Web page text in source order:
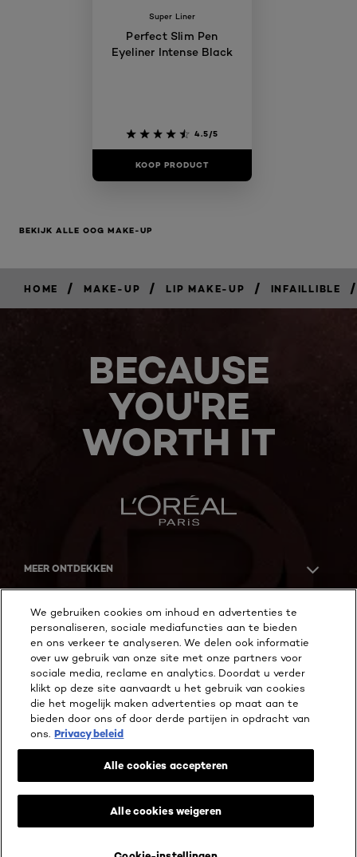
Super Liner
Perfect Slim Pen
Eyeliner Intense Black
4.5/5
KOOP PRODUCT
BEKIJK ALLE OOG MAKE-UP
HOME / MAKE-UP / LIP MAKE-UP / INFAILLIBLE /
BECAUSE
YOU'RE
WORTH IT
MEER ONTDEKKEN
Instagram
Facebook
YouTube
Cookie Instellingen
Privacy beleid
Wettelijke Bepalingen
Algemene voorwaarden reviews en recensies
!-- Chatchamp Website Chat Code -->
We gebruiken cookies om inhoud en advertenties te
personaliseren, sociale mediafuncties aan te bieden
en ons verkeer te analyseren. We delen ook informatie
over uw gebruik van onze site met onze partners voor
sociale media, reclame en analytics. Doordat u verder
klikt op deze site aanvaardt u het gebruik van cookies
die het mogelijk maken advertenties op maat aan te
bieden door ons of door derde partijen in opdracht van
ons. Privacy beleid
Alle cookies weigeren
Alle cookies accepteren